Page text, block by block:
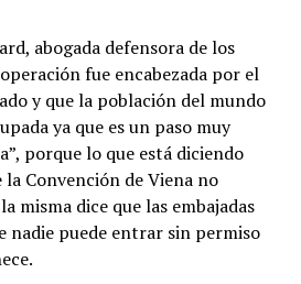
abogada defensora de los
fue encabezada por el
y que la población del mundo
ya que es un paso muy
porque lo que está diciendo
la Convención de Viena no
misma dice que las embajadas
nadie puede entrar sin permiso